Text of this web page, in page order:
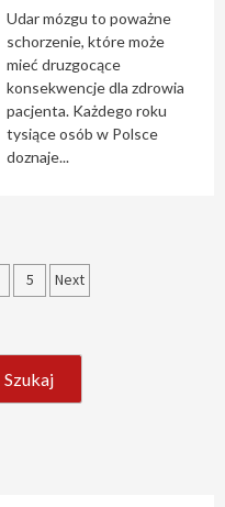
Udar mózgu to poważne
schorzenie, które może
mieć druzgocące
konsekwencje dla zdrowia
pacjenta. Każdego roku
tysiące osób w Polsce
doznaje...
5 Next
Szukaj